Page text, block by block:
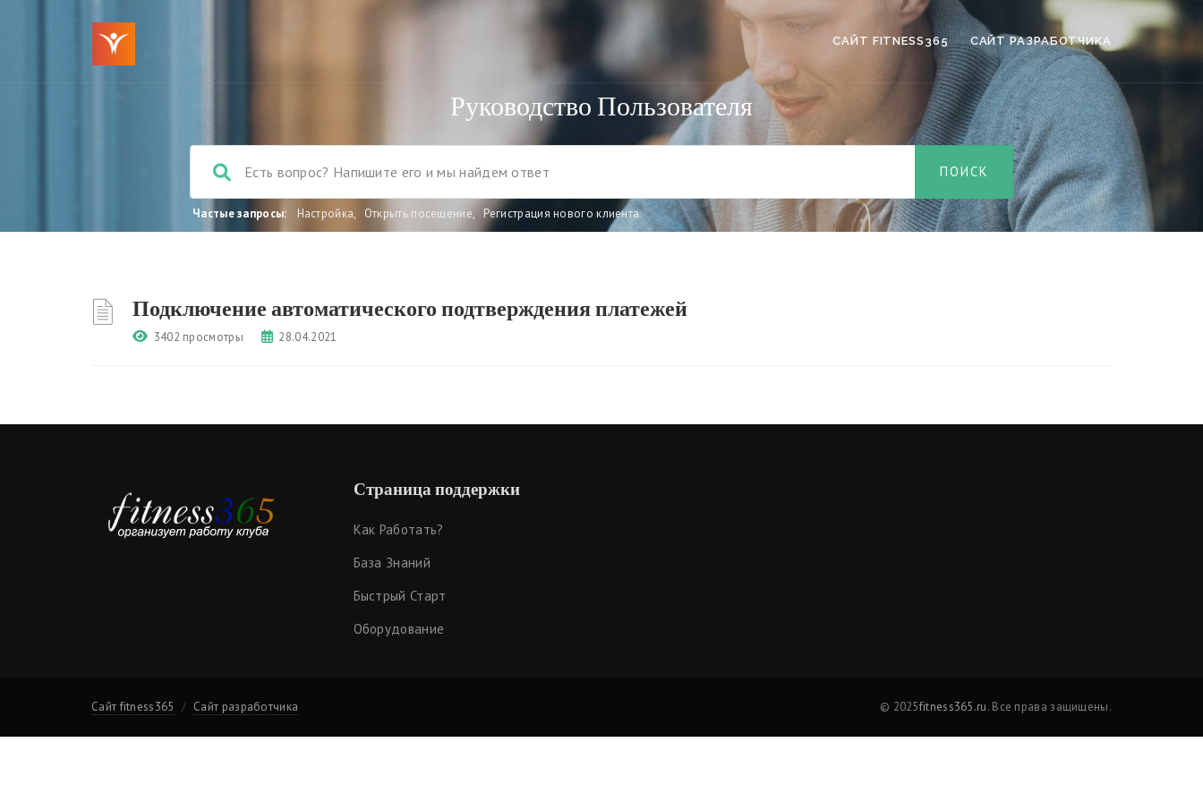
САЙТ FITNESS365 САЙТ РАЗРАБОТЧИКА
Руководство Пользователя
Частые запросы: Настройка, Открыть посещение, Регистрация нового клиента
Подключение автоматического подтверждения платежей
3402 просмотры 28.04.2021
Страница поддержки
Как Работать?
База Знаний
Быстрый Старт
Оборудование
Сайт fitness365 Сайт разработчика © 2025fitness365.ru. Все права защищены.